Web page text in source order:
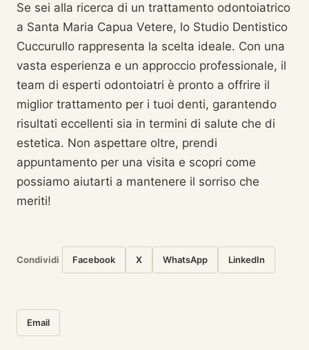
Se sei alla ricerca di un trattamento odontoiatrico
a Santa Maria Capua Vetere, lo Studio Dentistico
Cuccurullo rappresenta la scelta ideale. Con una
vasta esperienza e un approccio professionale, il
team di esperti odontoiatri è pronto a offrire il
miglior trattamento per i tuoi denti, garantendo
risultati eccellenti sia in termini di salute che di
estetica. Non aspettare oltre, prendi
appuntamento per una visita e scopri come
possiamo aiutarti a mantenere il sorriso che
meriti!
Condividi Facebook X WhatsApp LinkedIn
Email